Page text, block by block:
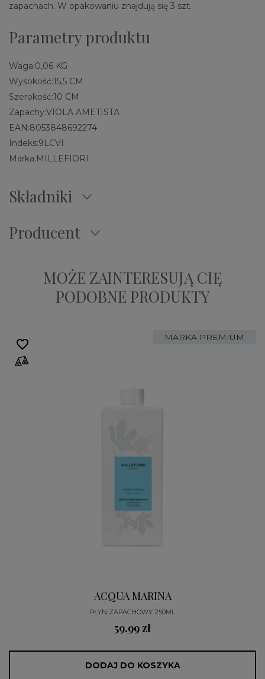
zapachach. W opakowaniu znajdują się 3 szt.
Parametry produktu
Waga:0,06 KG
Wysokość:15,5 CM
Szerokość:10 CM
Zapachy:VIOLA AMETISTA
EAN:8053848692274
Indeks:9LCVI
Marka:MILLEFIORI
Składniki
Producent
MOŻE ZAINTERESUJĄ CIĘ
PODOBNE PRODUKTY
MARKA PREMIUM
ACQUA MARINA
PŁYN ZAPACHOWY 250ML
59,99 zł
DODAJ DO KOSZYKA
favorite_border